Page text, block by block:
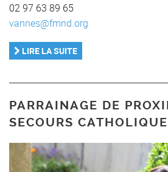
02 97 63 89 65
vannes@fmnd.org
LIRE LA SUITE
PARRAINAGE DE
SECOURS CATHOLIQUE